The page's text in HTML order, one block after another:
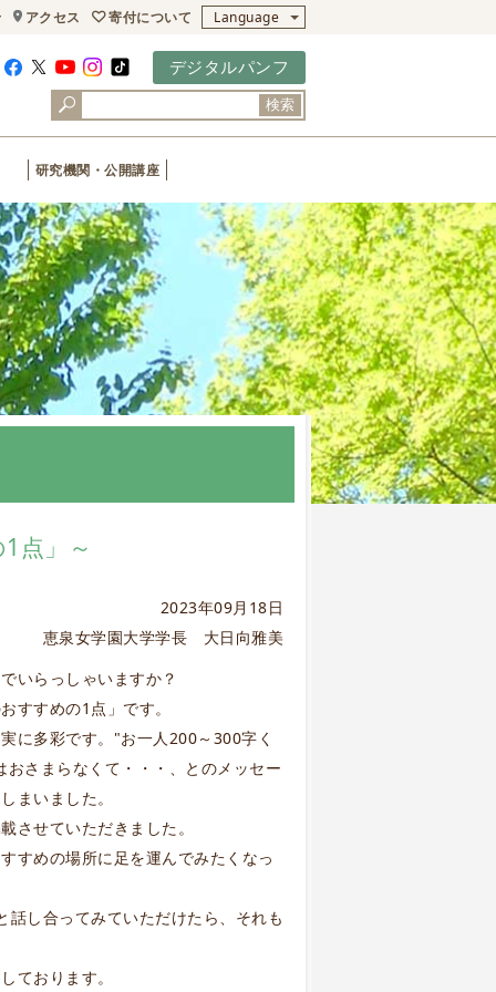
アクセス 寄付について Language
デジタルパンフ
検索
研究機関・公開講座
点」～
2023年09月18日
恵泉女学園大学学長 大日向雅美
いらっしゃいますか？
すすめの1点」です。
に多彩です。"お一人200～300字く
さまらなくて・・・、とのメッセー
まいました。
させていただきました。
すめの場所に足を運んでみたくなっ
し合ってみていただけたら、それも
ております。